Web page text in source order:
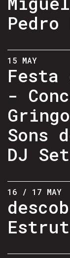
Pedro
15 MAY
Festa
-
Sons
DJ
16 / 17 MAY